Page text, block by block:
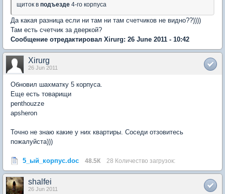
щиток в подъезде 4-го корпуса
Да какая разница если ни там ни там счетчиков не видно??))))
Там есть счетчик за дверкой?
Сообщение отредактировал Xirurg: 26 June 2011 - 10:42
Xirurg
26 Jun 2011
Обновил шахматку 5 корпуса.
Еще есть товарищи
penthouzze
apsheron
Точно не знаю какие у них квартиры. Соседи отзовитесь
пожалуйста)))
5_ый_корпус.doc 48.5К 28 Количество загрузок:
shalfei
26 Jun 2011